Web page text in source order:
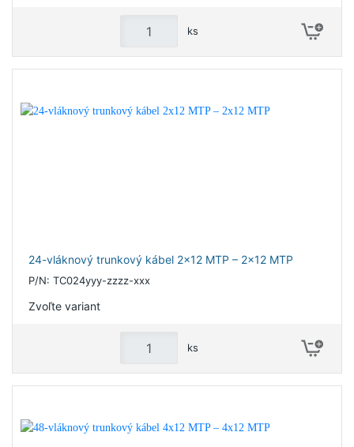
ks
24-vláknový trunkový kábel 2x12 MTP – 2x12 MTP
P/N: TC024yyy-zzzz-xxx
Zvoľte variant
ks